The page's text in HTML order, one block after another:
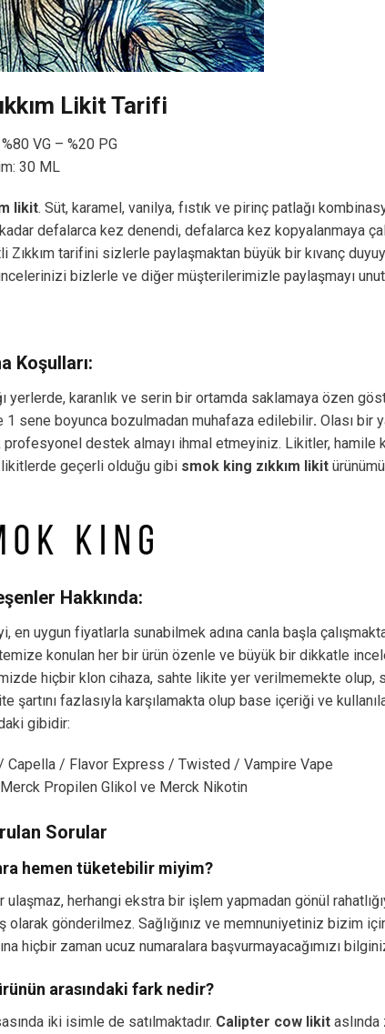
Likit Tarifi
VG – %20 PG
30 ML
likit. Süt, karamel, vanilya, fıstık ve pirinç patlağı
defalarca kez denendi, defalarca kez kopyalanmaya
tarifini sizlerle paylaşmaktan büyük bir kıvanç
bizlerle ve diğer müşterilerimizle paylaşmayı
Koşulları:
yerlerde, karanlık ve serin bir ortamda saklamaya özen
1 sene boyunca bozulmadan muhafaza edilebilir. Olası bir
destek almayı ihmal etmeyiniz. Likitler, hamile
geçerli olduğu gibi smok king zıkkım likit
Hakkında:
uygun fiyatlarla sunabilmek adına canla başla
konulan her bir ürün özenle ve büyük bir dikkatle
hiçbir klon cihaza, sahte likite yer verilmemekte olup,
fazlasıyla karşılamakta olup base içeriği ve
gibidir:
Capella / Flavor Express / Twisted / Vampire Vape
Propilen Glikol ve Merck Nikotin
Sorular
hemen tüketebilir miyim?
ulaşmaz, herhangi ekstra bir işlem yapmadan gönül
gönderilmez. Sağlığınız ve memnuniyetiniz bizim
hiçbir zaman ucuz numaralara başvurmayacağımızı
arasındaki fark nedir?
iki isimle de satılmaktadır. Calipter cow likit aslında